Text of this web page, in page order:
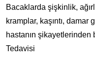
Bacaklarda şişkinlik,
kramplar, kaşıntı,
hastanın şikayetlerinden
Tedavisi